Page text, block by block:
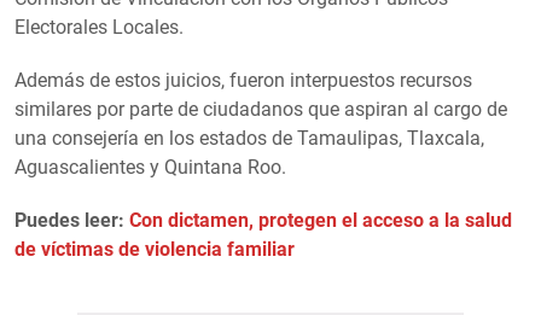
Electorales Locales.
Además de estos juicios, fueron interpuestos recursos
similares por parte de ciudadanos que aspiran al cargo de
una consejería en los estados de Tamaulipas, Tlaxcala,
Aguascalientes y Quintana Roo.
Puedes leer: Con dictamen, protegen el acceso a la salud
de víctimas de violencia familiar